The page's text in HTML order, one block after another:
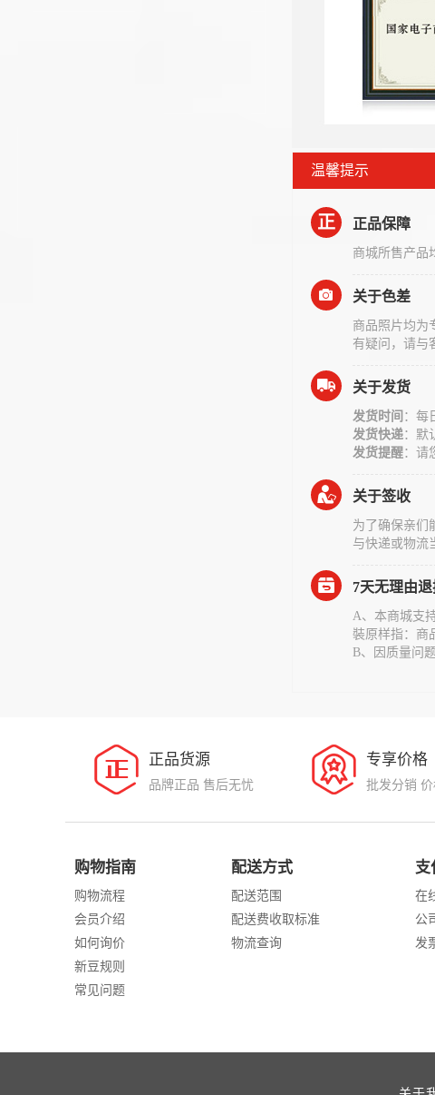
温馨提示
正 正品保障
商城所售产品
关于色差
商品照片均为
有疑问，请与
关于发货
发货时间 ：每
发货快递：默
发货提醒：请
关于签收
为了确保亲们
与快递或物流
7天无理由退
A、本商城支
裝原样指：商
B、因质量问
正品货源
品牌正品 售后无忧
专享价格
批发分销
购物指南
购物流程
会员介绍
如何询价
新豆规则
常见问题
配送方式
配送范围
配送费收取标准
物流查询
支
在
公
发